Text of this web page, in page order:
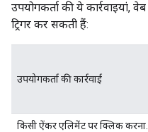
उपयोगकर्ता की ये कार्रवाइयां,
ट्रिगर कर सकती हैं:
उपयोगकर्ता की कार्रवाई
किसी ऐंकर एलिमेंट पर क्लिक करना.